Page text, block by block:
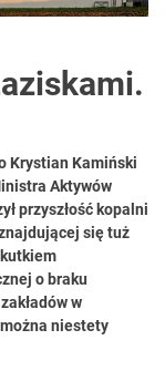
Krystian Kamiński
Aktywów
przyszłość kopalni
się tuż
o braku
w
niestety